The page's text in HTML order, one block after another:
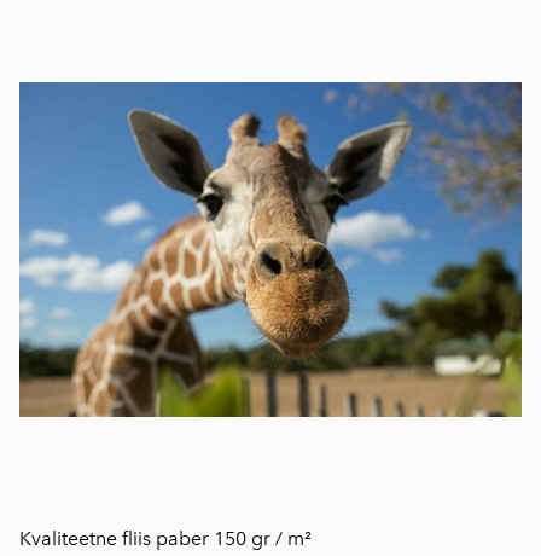
Kvaliteetne fliis paber 150 gr / m²